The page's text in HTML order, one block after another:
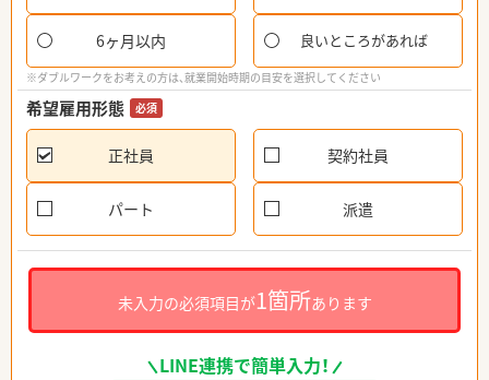
6ヶ月以内 良いところがあれば
※ダブルワークをお考えの方は、就業開始時期の目安を選択してください
希望雇用形態 必須
正社員 契約社員
パート 派遣
未入力の必須項目が1箇所あります
LINE連携で簡単入力！